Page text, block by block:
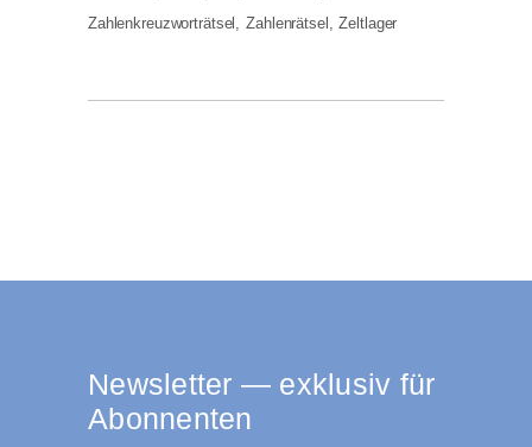
Zahlenkreuzworträtsel
Zahlenrätsel Zeltlager
News­let­ter — exklu­siv für
Abonnenten